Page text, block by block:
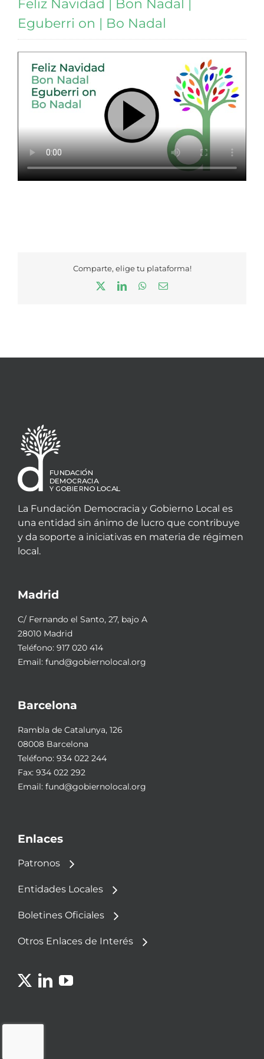
Feliz Navidad | Bon Nadal |
Eguberri on | Bo Nadal
Comparte, elige tu plataforma!
LinkedInWhatsApp
Correo
La Fundación Democracia y Gobierno Local es
una entidad sin ánimo de lucro que contribuye
y da soporte a iniciativas en materia de régimen
local.
Madrid
C/ Fernando el Santo, 27, bajo A
28010 Madrid
Teléfono: 917 020 414
Email: fund@gobiernolocal.org
Barcelona
Rambla de Catalunya, 126
08008 Barcelona
Teléfono: 934 022 244
Fax: 934 022 292
Email: fund@gobiernolocal.org
Enlaces
Patronos
Entidades Locales
Boletines Oficiales
Otros Enlaces de Interés